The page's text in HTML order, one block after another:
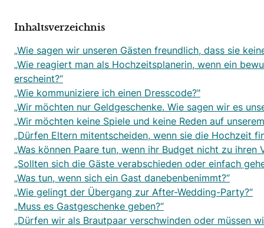
Inhaltsverzeichnis
„Wie sagen wir unseren Gästen freundlich, dass sie
„Wie reagiert man als Hochzeitsplanerin, wenn ein
erscheint?“
„Wie kommuniziere ich einen Dresscode?"
„Wir möchten nur Geldgeschenke. Wie sagen wir es
„Wir möchten keine Spiele und keine Reden auf
„Dürfen Eltern mitentscheiden, wenn sie die Hochzeit
„Was können Paare tun, wenn ihr Budget nicht zu ihren
„Sollten sich die Gäste verabschieden oder einfach
„Was tun, wenn sich ein Gast danebenbenimmt?“
„Wie gelingt der Übergang zur After-Wedding-Party?“
„Muss es Gastgeschenke geben?“
„Dürfen wir als Brautpaar verschwinden oder müssen